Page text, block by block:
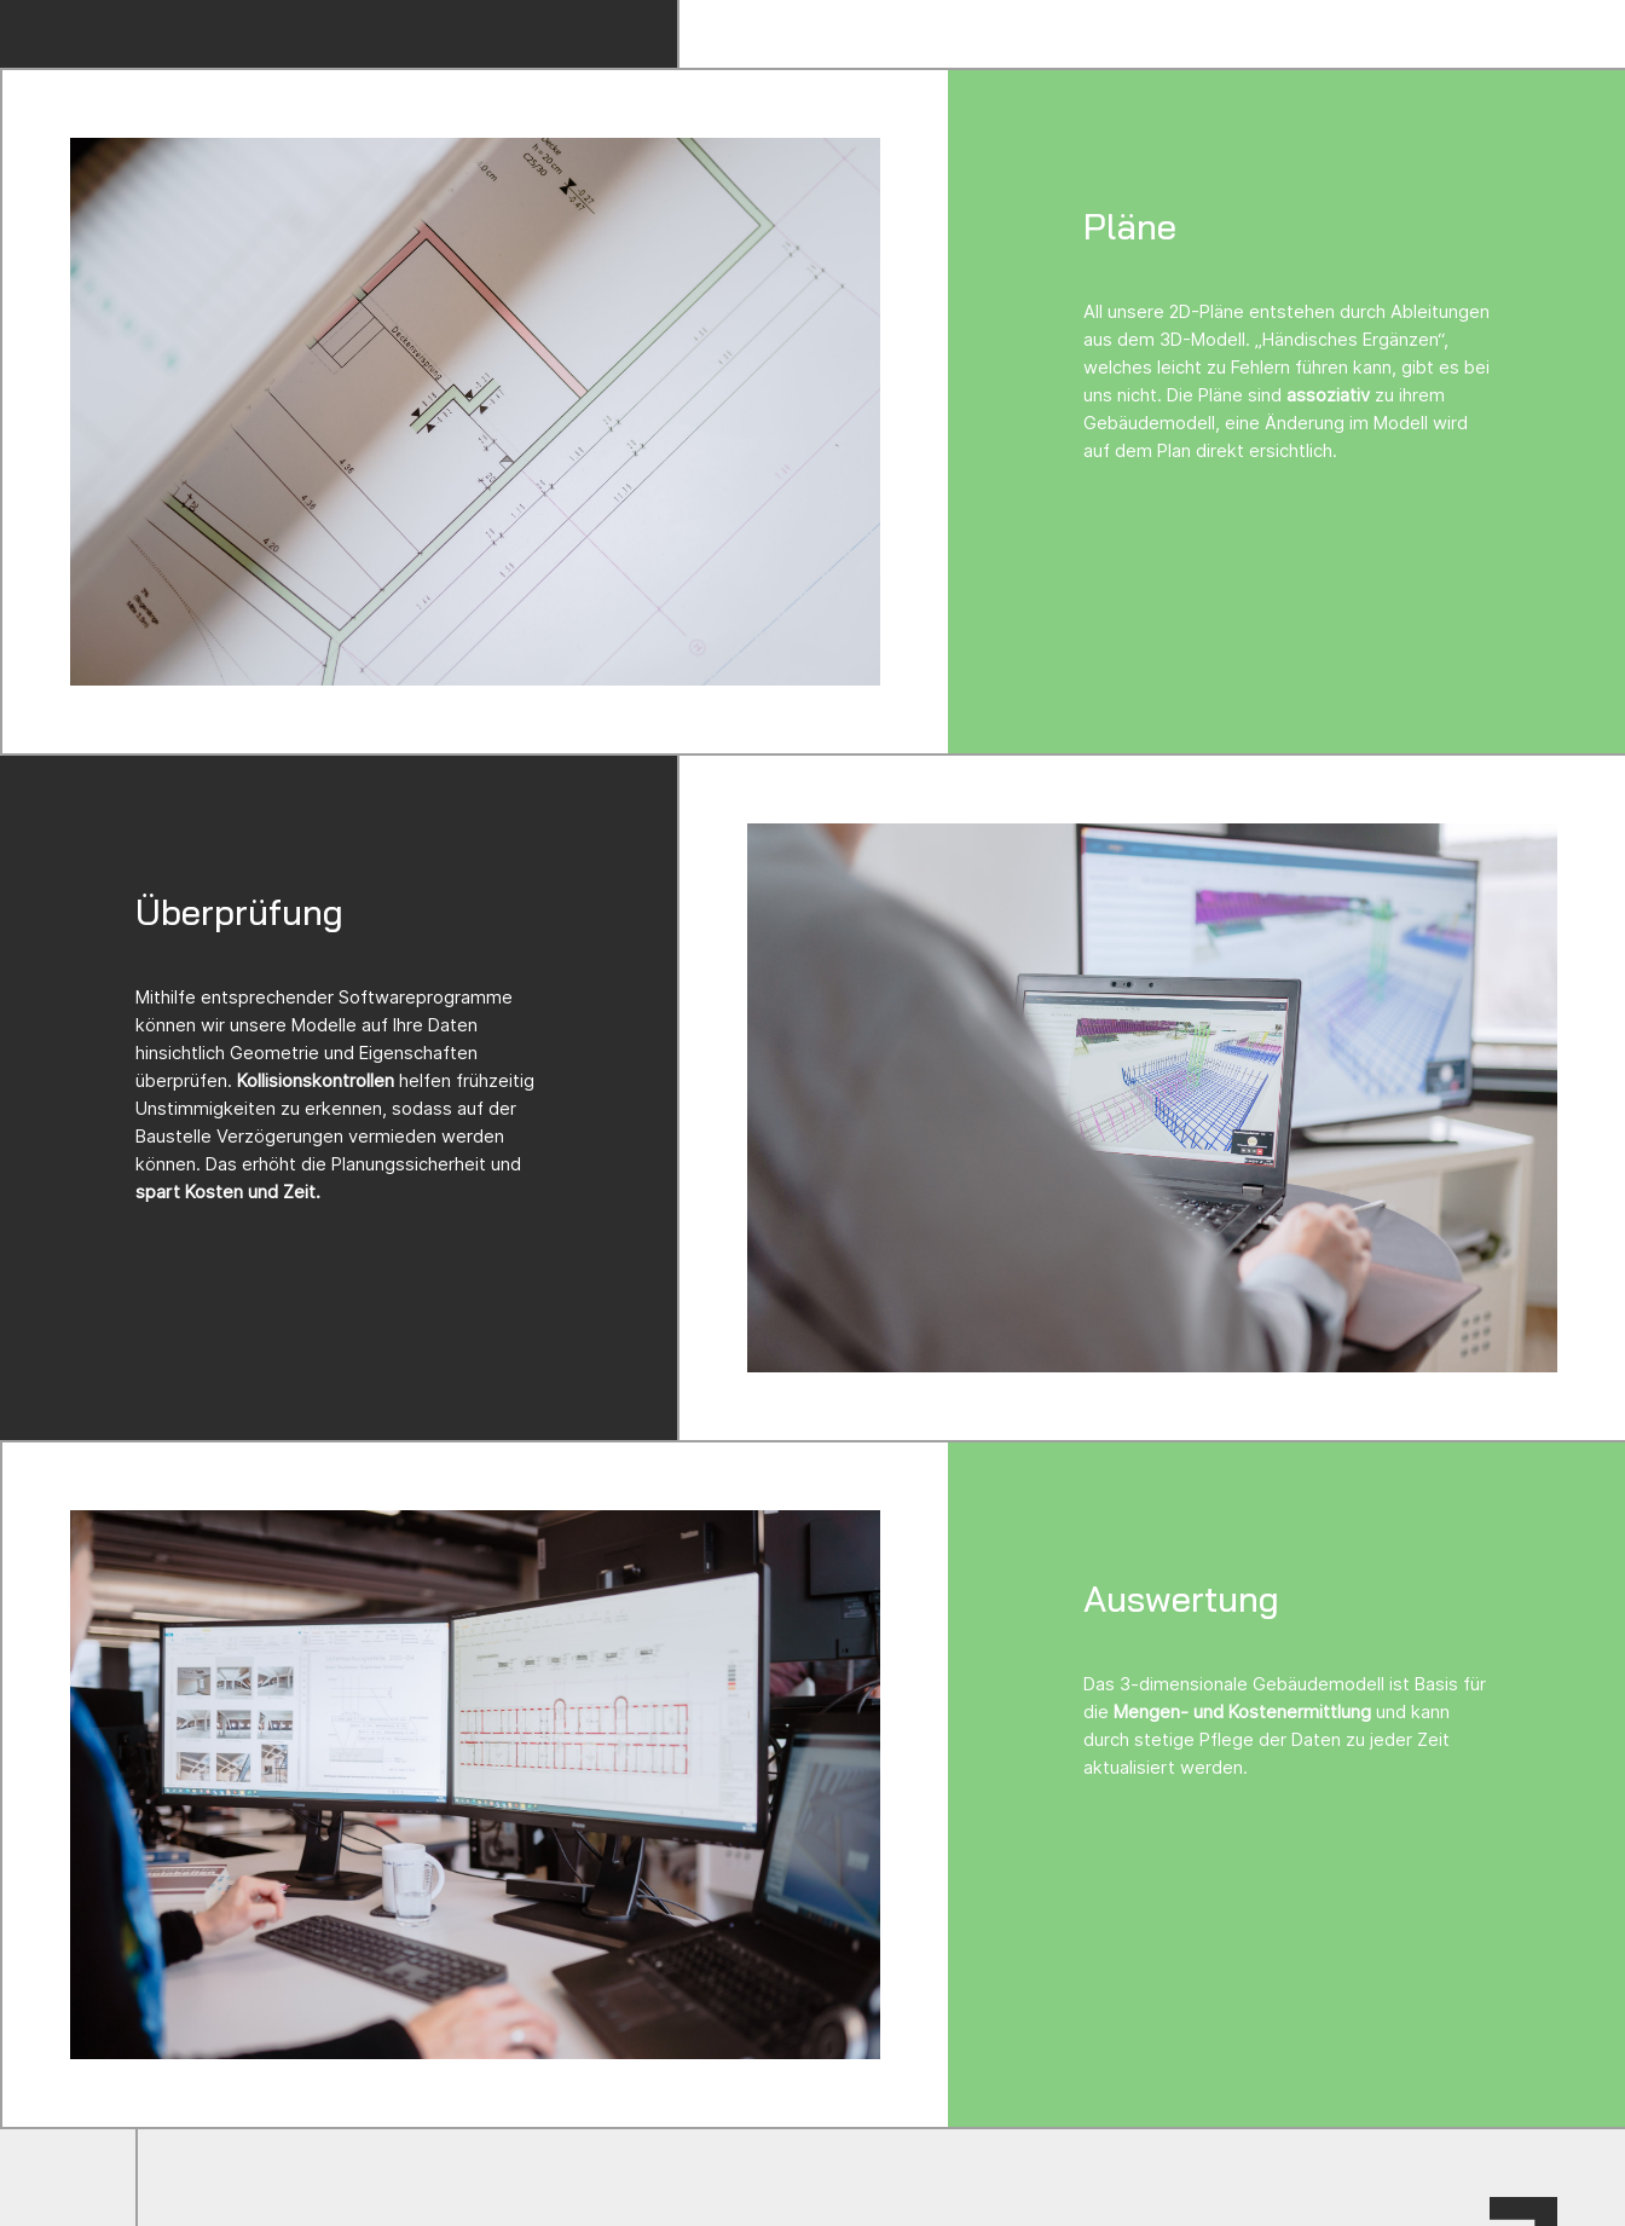
Pläne
All unsere 2D-Pläne entstehen durch Ableitungen
aus dem 3D-Modell. „Händisches Ergänzen“,
welches leicht zu Fehlern führen kann, gibt es bei
uns nicht. Die Pläne sind assoziativ zu ihrem
Gebäudemodell, eine Änderung im Modell wird
auf dem Plan direkt ersichtlich.
Überprüfung
Mithilfe entsprechender Softwareprogramme
können wir unsere Modelle auf Ihre Daten
hinsichtlich Geometrie und Eigenschaften
überprüfen. Kollisionskontrollen helfen frühzeitig
Unstimmigkeiten zu erkennen, sodass auf der
Baustelle Verzögerungen vermieden werden
können. Das erhöht die Planungssicherheit und
spart Kosten und Zeit.
Auswertung
Das 3-dimensionale Gebäudemodell ist Basis für
die Mengen- und Kostenermittlung und kann
durch stetige Pflege der Daten zu jeder Zeit
aktualisiert werden.